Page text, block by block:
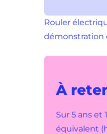
Rouler
démonstration
À
Sur 5 ans
équivalent